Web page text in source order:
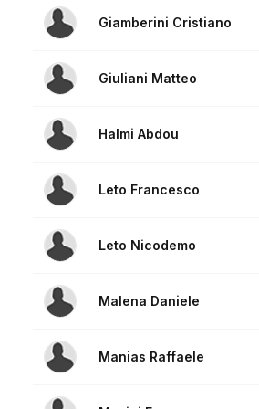
Giamberini Cristiano
Giuliani Matteo
Halmi Abdou
Leto Francesco
Leto Nicodemo
Malena Daniele
Manias Raffaele